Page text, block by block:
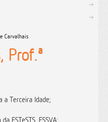
Carvalhais
Prof.ª
a Terceira Idade;
ESTeSTS, ESSVA;